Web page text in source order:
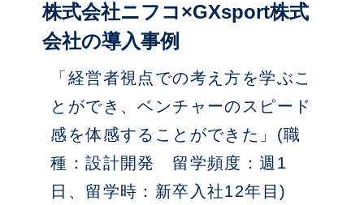
セミナー＆コラム
株式会社ニフコ×GXsport株式
会社の導入事例
「経営者視点での考え方を学ぶこ
とができ、ベンチャーのスピード
感を体感することができた」(職
種：設計開発 留学頻度：週1
日、留学時：新卒入社12年目)